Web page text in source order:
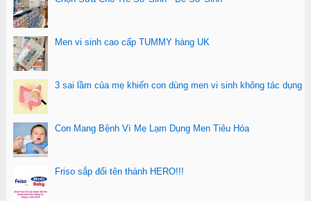
Men vi sinh cao cấp TUMMY hàng UK
3 sai lầm của mẹ khiến con dùng men vi sinh không tác dụng
Con Mang Bệnh Vì Mẹ Lạm Dụng Men Tiêu Hóa
Friso sắp đổi tên thành HERO!!!